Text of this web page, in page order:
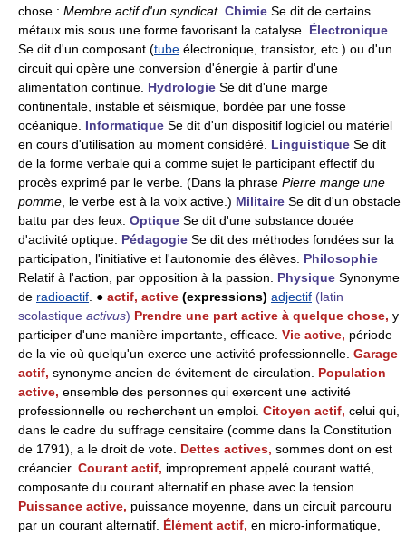
chose : Membre actif d'un syndicat. Chimie Se dit de certains
métaux mis sous une forme favorisant la catalyse. Électronique
Se dit d'un composant (tube électronique, transistor, etc.) ou d'un
circuit qui opère une conversion d'énergie à partir d'une
alimentation continue. Hydrologie Se dit d'une marge
continentale, instable et séismique, bordée par une fosse
océanique. Informatique Se dit d'un dispositif logiciel ou matériel
en cours d'utilisation au moment considéré. Linguistique Se dit
de la forme verbale qui a comme sujet le participant effectif du
procès exprimé par le verbe. (Dans la phrase Pierre mange une
pomme , le verbe est à la voix active.) Militaire Se dit d'un obstacle
battu par des feux. Optique Se dit d'une substance douée
d'activité optique. Pédagogie Se dit des méthodes fondées sur la
participation, l'initiative et l'autonomie des élèves. Philosophie
Relatif à l'action, par opposition à la passion.
Physique Synonyme
de radioactif . ● actif, active (expressions) adjectif (latin
scolastique activus) Prendre une part active à quelque chose, y
participer d'une manière importante, efficace. Vie active, période
de la vie où quelqu'un exerce une activité professionnelle. Garage
actif, synonyme ancien de évitement de circulation. Population
active, ensemble des personnes qui exercent une activité
professionnelle ou recherchent un emploi. Citoyen actif, celui qui,
dans le cadre du suffrage censitaire (comme dans la Constitution
de 1791), a le droit de vote. Dettes actives, sommes dont on est
créancier. Courant actif, improprement appelé courant watté,
composante du courant alternatif en phase avec la tension.
Puissance active, puissance moyenne, dans un circuit parcouru
par un courant alternatif. Élément actif, en micro-informatique,